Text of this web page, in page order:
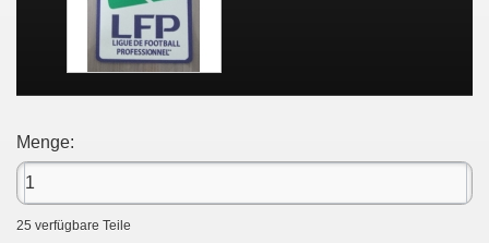
Menge:
25 verfügbare Teile